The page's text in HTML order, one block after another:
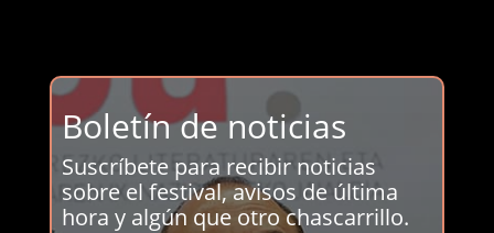
Boletín de noticias
Suscríbete para recibir noticias
sobre el festival, avisos de última
hora y algún que otro chascarrillo.